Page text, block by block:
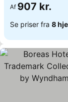
Af 907 kr.
Se priser fra 8